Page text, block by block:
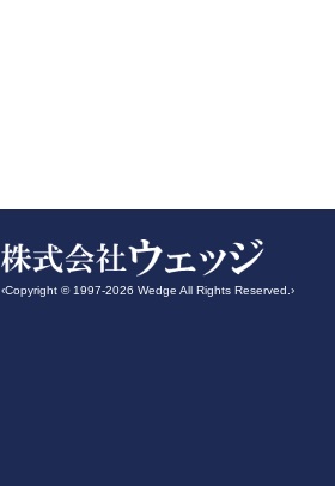
‹Copyright © 1997-2026 Wedge All Rights Reserved.›